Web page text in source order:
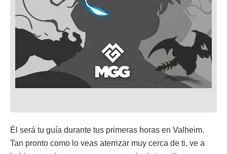
Él será tu guía durante tus primeras horas en Valheim.
Tan pronto como lo veas aterrizar muy cerca de ti, ve a